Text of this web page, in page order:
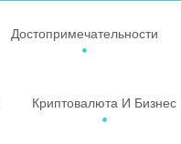
Достопримечательности
Криптовалюта И Бизнес